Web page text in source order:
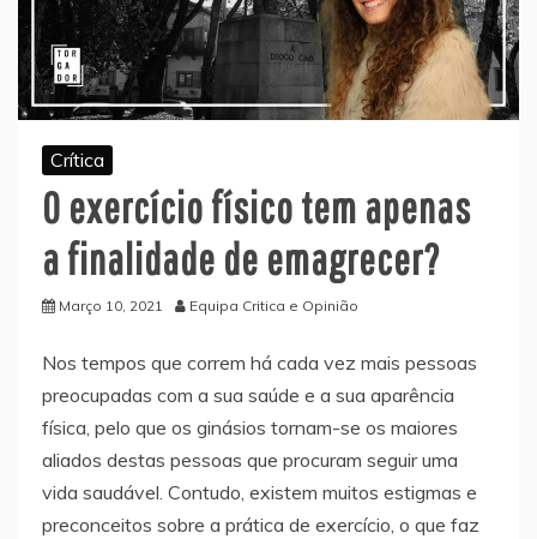
Crítica
O exercício físico tem apenas
a finalidade de emagrecer?
Março 10, 2021 Equipa Critica e Opinião
Nos tempos que correm há cada vez mais pessoas
preocupadas com a sua saúde e a sua aparência
física, pelo que os ginásios tornam-se os maiores
aliados destas pessoas que procuram seguir uma
vida saudável. Contudo, existem muitos estigmas e
preconceitos sobre a prática de exercício, o que faz